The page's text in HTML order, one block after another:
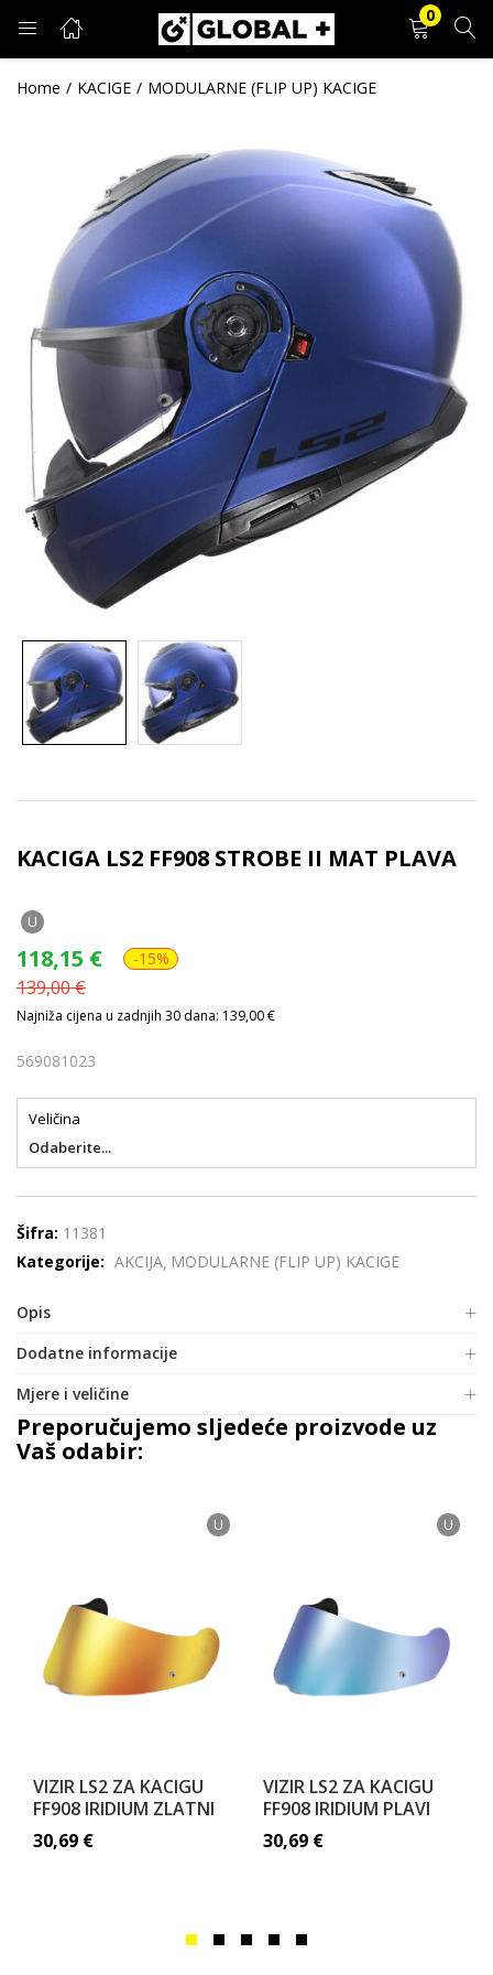
0
PRIJAVA REGISTRACIJA
Unesite svoje korisničko ime i lozinku.
Zapamti me
Prijava
Zaboravljena lozinka?
Home KACIGE MODULARNE (FLIP UP) KACIGE
KACIGA LS2 FF908 STROBE II MAT PLAVA
U
118,15 €
139,00€
-15%
Najniža cijena u zadnjih 30 dana: 139,00 €
569081023
Veličina
Odaberite...
Šifra: 11381
Kategorije: AKCIJA MODULARNE (FLIP UP) KACIGE
Opis
Dodatne informacije
Mjere i veličine
Preporučujemo sljedeće proizvode uz
Vaš odabir:
U
VIZIR LS2 ZA KACIGU
FF908 IRIDIUM ZLATNI
30,69 €
U
VIZIR LS2 ZA KACIGU
FF908 IRIDIUM PLAVI
30,69 €